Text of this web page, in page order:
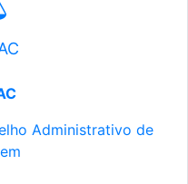
Administrativo de